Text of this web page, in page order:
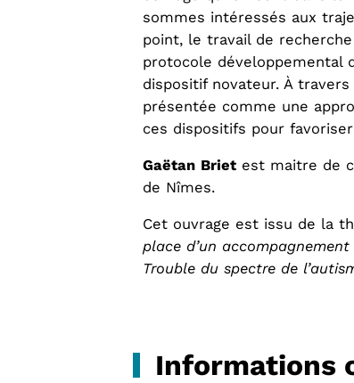
sommes intéressés aux
point, le travail de
protocole développemental
dispositif novateur. À
présentée comme une
ces dispositifs pour
Gaëtan Briet est maitre de
de Nîmes.
Cet ouvrage est issu de la
place d’un
Trouble du spectre de
Informations